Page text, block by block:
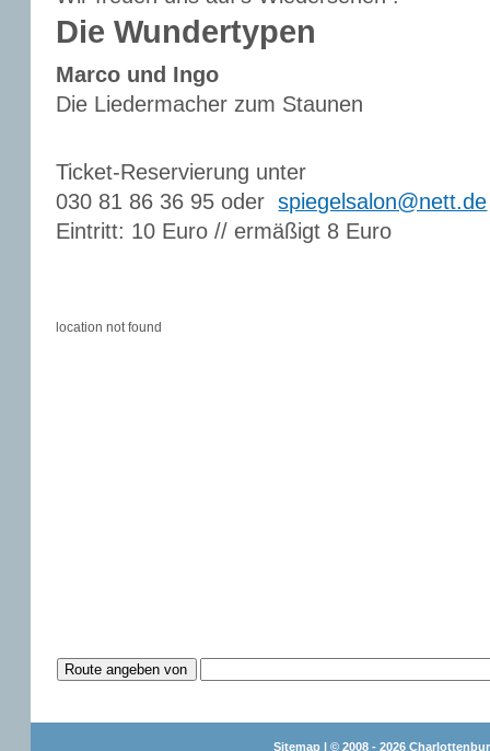
Die Wundertypen
Marco und Ingo
Die Liedermacher zum Staunen
Ticket-Reservierung unter
030 81 86 36 95 oderspiegelsalon@nett.de
Eintritt: 10 Euro // ermäßigt 8 Euro
location not found
Sitemap | © 2008 - 2026